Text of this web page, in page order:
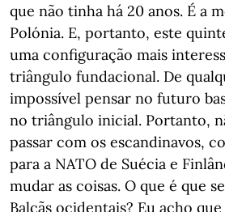
que não tinha há 20 anos. É a
Polónia. E, portanto, este
uma configuração mais
triângulo fundacional. De
impossível pensar no futuro
no triângulo inicial. Portanto,
passar com os escandinavos,
para a NATO de Suécia e
mudar as coisas. O que é que
Balcãs ocidentais? Eu acho